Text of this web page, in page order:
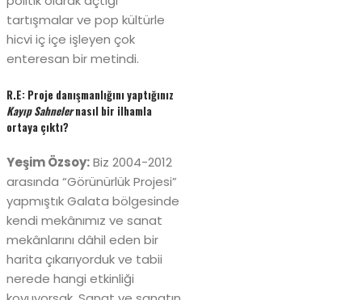
tartışmalar ve pop kültürle
hicvi iç içe işleyen çok
enteresan bir metindi.
R.E: Proje danışmanlığını yaptığınız
Kayıp Sahnelernasıl bir ilhamla
ortaya çıktı?
Yeşim Özsoy:Biz 2004-2012
arasında “Görünürlük Projesi”
yapmıştık Galata bölgesinde
kendi mekânımız ve sanat
mekânlarını dâhil eden bir
harita çıkarıyorduk ve tabii
nerede hangi etkinliği